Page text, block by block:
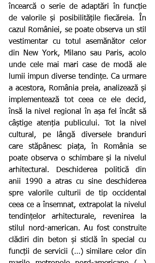
încearcă o serie de adaptări în funcție
de valorile și posibilitățile fiecăreia. În
cazul României, se poate observa un stil
vestimentar cu totul asemănător celor
din New York, Milano sau Paris, acolo
unde cele mai mari case de modă ale
lumii impun diverse tendințe. Ca urmare
a acestora, România preia, analizează și
implementează tot ceea ce ele decid,
însă la nivel regional în așa fel încât să
câștige atenția publicului. Tot la nivel
cultural, pe lângă diversele branduri
care stăpânesc piața, în România se
poate observa o schimbare și la nivelul
arhitectural. Deschiderea politică din
anii 1990 a atras cu sine deschiderea
spre valorile culturii de tip occidental
ceea ce a însemnat, extrapolat la nivelul
tendințelor arhitecturale, revenirea la
stilul nord-american. Au fost construite
clădiri din beton și sticlă în special cu
funcții de servicii (…) similare celor din